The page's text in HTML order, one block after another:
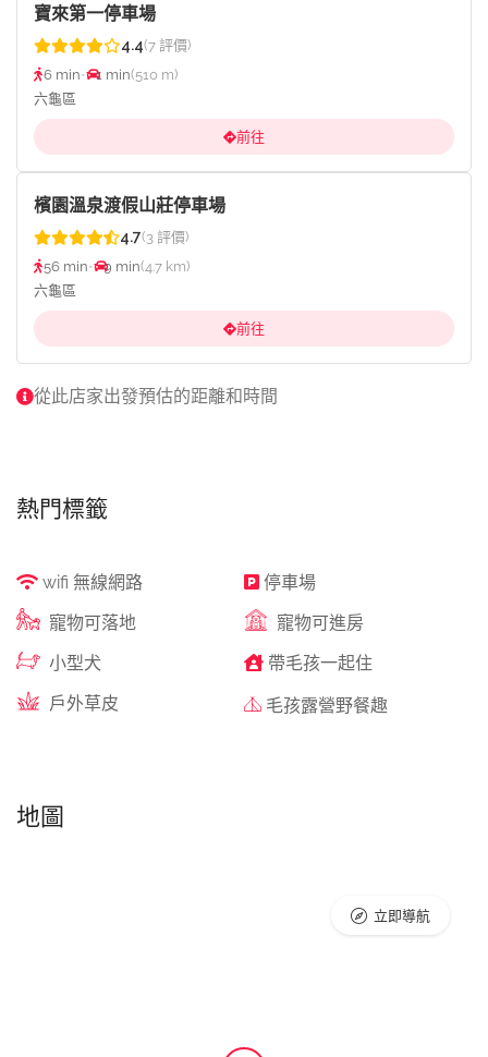
寶來第一停車場
4.4(7 評價)
6 min• 1 min(510 m)
六龜區
前往
檳園溫泉渡假山莊停車場
4.7(3 評價)
56 min• 9 min(4.7 km)
六龜區
前往
從此店家出發預估的距離和時間
熱門標籤
wifi 無線網路
停車場
寵物可落地
寵物可進房
小型犬
帶毛孩一起住
戶外草皮
毛孩露營野餐趣
地圖
立即導航